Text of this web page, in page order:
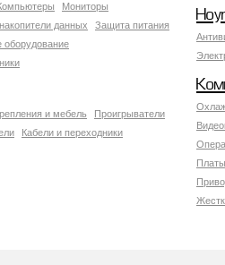
Мониторы
данных
Защита питания
оборудование
и мебель
Проигрыватели
Кабели и переходники